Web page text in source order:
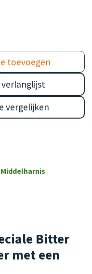
toevoegen
vergelijken
verlanglijst
Middelharnis
Bitter
met een